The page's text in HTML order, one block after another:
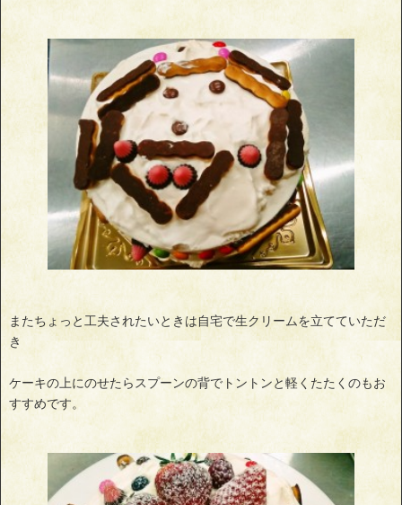
またちょっと工夫されたいときは自宅で生クリームを立てていただ
き
ケーキの上にのせたらスプーンの背でトントンと軽くたたくのもお
すすめです。